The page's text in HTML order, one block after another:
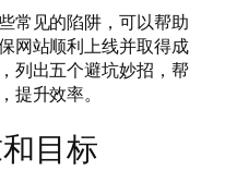
常见的陷阱，可以帮助
网站顺利上线并取得成
列出五个避坑妙招，帮
提升效率。
目标